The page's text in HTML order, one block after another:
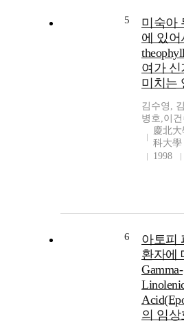
5
미숙아
에 있어
여가 신
미치는
김수영,
병호,이
慶北
科大學
1998
6
아토피
환자에
Gamma-
의 임상